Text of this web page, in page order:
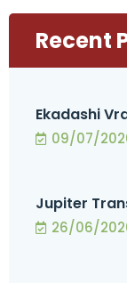
Recent
Ekadashi
09/07/
Jupiter
26/06/